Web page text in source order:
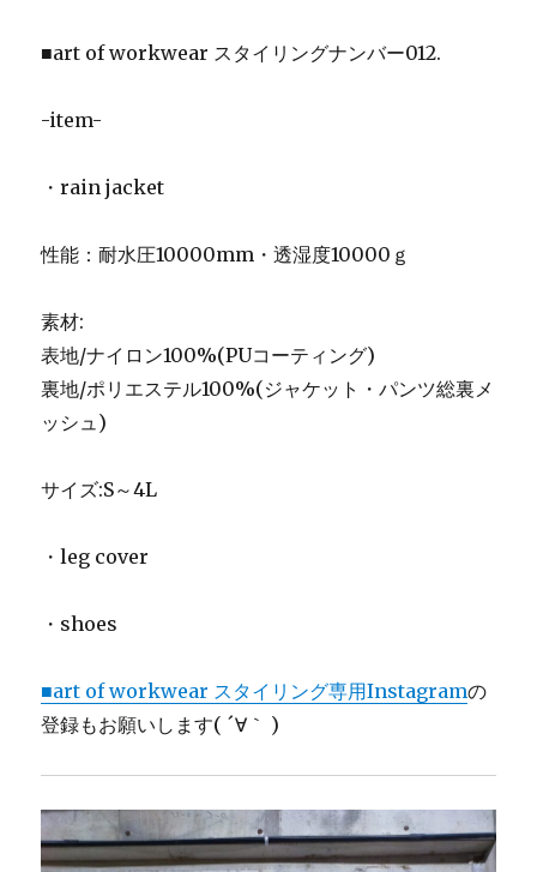
■art of workwear スタイリングナンバー012.
-item-
・rain jacket
性能：耐水圧10000mm・透湿度10000ｇ
素材:
表地/ナイロン100%(PUコーティング)
裏地/ポリエステル100%(ジャケット・パンツ総裏メ
ッシュ)
サイズ:S～4L
・leg cover
・shoes
■art of workwear スタイリング専用Instagramの
登録もお願いします( ´∀｀ )